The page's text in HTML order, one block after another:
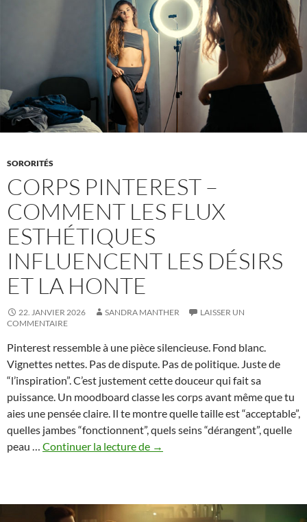
corporel
qui
rend
les
nudité
authentiques
SORORITÉS
CORPS PINTEREST –
COMMENT LES FLUX
ESTHÉTIQUES
INFLUENCENT LES DÉSIRS
ET LA HONTE
22. JANVIER 2026 SANDRA MANTHER
LAISSER UN
COMMENTAIRE
Pinterest ressemble à une pièce silencieuse. Fond blanc.
Vignettes nettes. Pas de dispute. Pas de politique. Juste de
“l’inspiration”. C’est justement cette douceur qui fait sa
puissance. Un moodboard classe les corps avant même que tu
aies une pensée claire. Il te montre quelle taille est “acceptable”,
quelles jambes “fonctionnent”, quels seins “dérangent”, quelle
peau … Continuer la lecture de Corps
les
→